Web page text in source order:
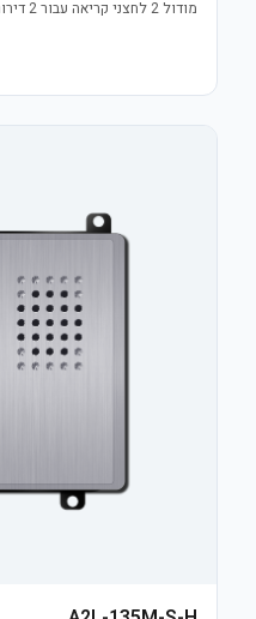
מודול 2 לחצני קריאה עבור 2 דירות